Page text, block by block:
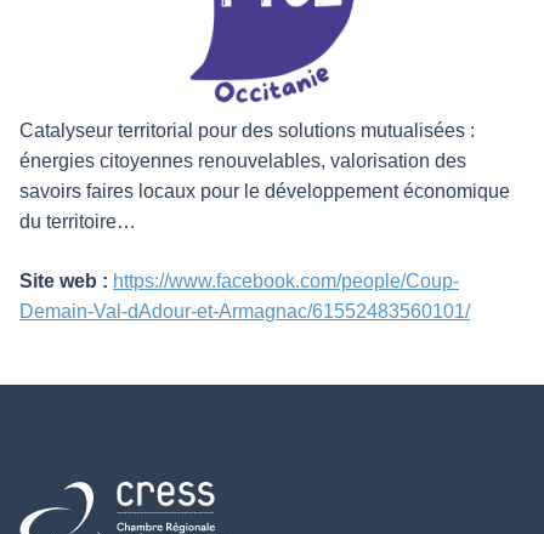
Catalyseur territorial pour des solutions mutualisées :
énergies citoyennes renouvelables, valorisation des
savoirs faires locaux pour le développement économique
du territoire…
Site web : https://www.facebook.com/people/Coup-
Demain-Val-dAdour-et-Armagnac/61552483560101/
Retour à l'accueil